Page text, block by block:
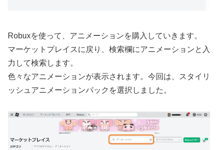
Robuxを使って、アニメーションを購入していきます。
マーケットプレイスに戻り、検索欄にアニメーションと入
力して検索します。
色々なアニメーションが表示されます。今回は、スタイリ
ッシュアニメーションパックを選択しました。